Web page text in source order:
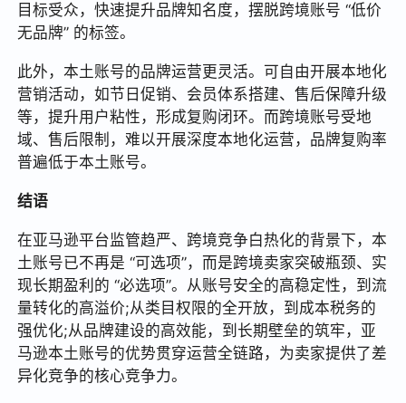
目标受众，快速提升品牌知名度，摆脱跨境账号 “低价
无品牌” 的标签。
此外，本土账号的品牌运营更灵活。可自由开展本地化
营销活动，如节日促销、会员体系搭建、售后保障升级
等，提升用户粘性，形成复购闭环。而跨境账号受地
域、售后限制，难以开展深度本地化运营，品牌复购率
普遍低于本土账号。
结语
在亚马逊平台监管趋严、跨境竞争白热化的背景下，本
土账号已不再是 “可选项”，而是跨境卖家突破瓶颈、实
现长期盈利的 “必选项”。从账号安全的高稳定性，到流
量转化的高溢价;从类目权限的全开放，到成本税务的
强优化;从品牌建设的高效能，到长期壁垒的筑牢，亚
马逊本土账号的优势贯穿运营全链路，为卖家提供了差
异化竞争的核心竞争力。